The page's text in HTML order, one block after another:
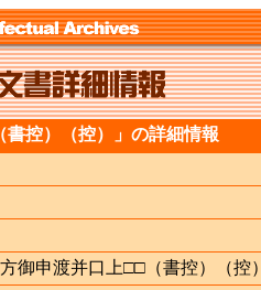
書控）（控）」の詳細情報
御申渡并口上□□（書控）（控）